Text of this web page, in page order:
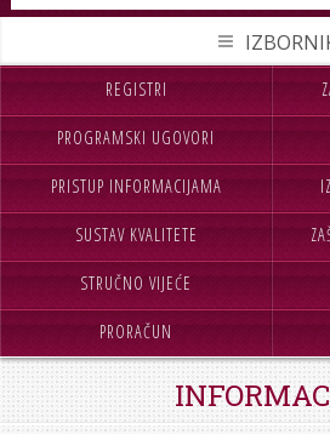
SIGURNOST I ZAŠTITA
TEKSTILSTVO
UGOSTITELJSTVO
Specijalistički studij
POSLOVNO UPRAVLJANJE
SIGURNOST I ZAŠTITA
STROJARSTVO
NASLOVNA
VELEUČILIŠTE
STUDENTI
CJELOŽIVOTNO UČENJE
NABAVA
SKUP ZRZZ
REGISTRI
PROGRAMSKI UGOVORI
PRISTUP INFORMACIJAMA
SUSTAV KVALITETE
STRUČNO VIJEĆE
PRORAČUN